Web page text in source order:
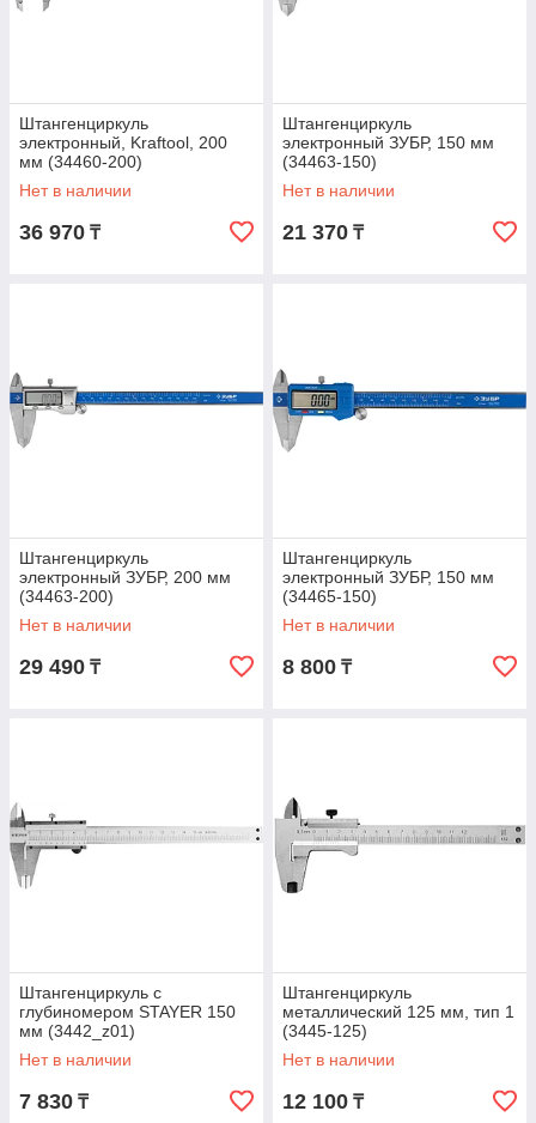
Штангенциркуль
электронный, Kraftool, 200
мм (34460-200)
Нет в наличии
36 970 ₸
Штангенциркуль
электронный ЗУБР, 150 мм
(34463-150)
Нет в наличии
21 370 ₸
Штангенциркуль
электронный ЗУБР, 200 мм
(34463-200)
Нет в наличии
29 490 ₸
Штангенциркуль
электронный ЗУБР, 150 мм
(34465-150)
Нет в наличии
8 800 ₸
Штангенциркуль с
глубиномером STAYER 150
мм (3442_z01)
Нет в наличии
7 830 ₸
Штангенциркуль
металлический 125 мм, тип 1
(3445-125)
Нет в наличии
12 100 ₸